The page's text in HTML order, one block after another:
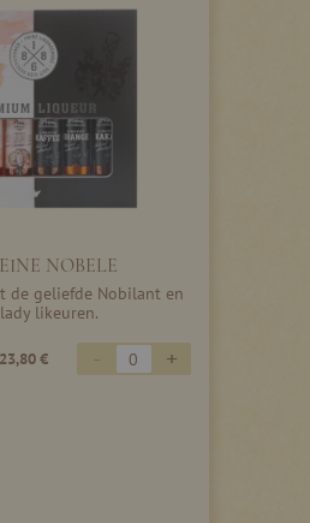
NOBELE
de geliefde Nobilant en
likeuren.
23,80 € - +